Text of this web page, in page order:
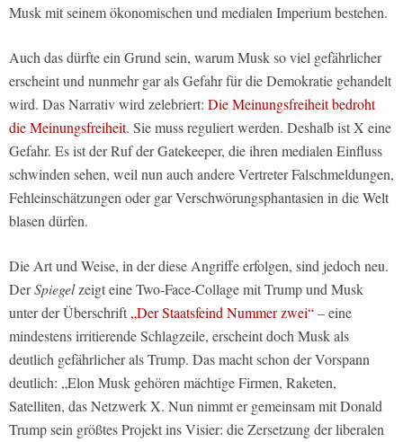
Musk mit seinem ökonomischen und medialen Imperium bestehen.
Auch das dürfte ein Grund sein, warum Musk so viel gefährlicher
erscheint und nunmehr gar als Gefahr für die Demokratie gehandelt
wird. Das Narrativ wird zelebriert: Die Meinungsfreiheit bedroht
die Meinungsfreiheit. Sie muss reguliert werden. Deshalb ist X eine
Gefahr. Es ist der Ruf der Gatekeeper, die ihren medialen Einfluss
schwinden sehen, weil nun auch andere Vertreter Falschmeldungen,
Fehleinschätzungen oder gar Verschwörungsphantasien in die Welt
blasen dürfen.
Die Art und Weise, in der diese Angriffe erfolgen, sind jedoch neu.
DerSpiegelzeigt eine Two-Face-Collage mit Trump und Musk
unter der Überschrift „Der Staatsfeind Nummer zwei“– eine
mindestens irritierende Schlagzeile, erscheint doch Musk als
deutlich gefährlicher als Trump. Das macht schon der Vorspann
deutlich: „Elon Musk gehören mächtige Firmen, Raketen,
Satelliten, das Netzwerk X. Nun nimmt er gemeinsam mit Donald
Trump sein größtes Projekt ins Visier: die Zersetzung der liberalen